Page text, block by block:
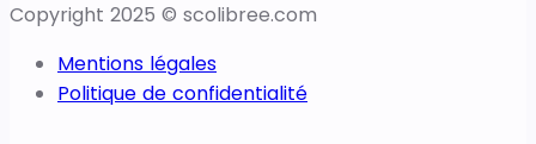
Copyright 2025 © scolibree.com
Mentions légales
Politique de confidentialité